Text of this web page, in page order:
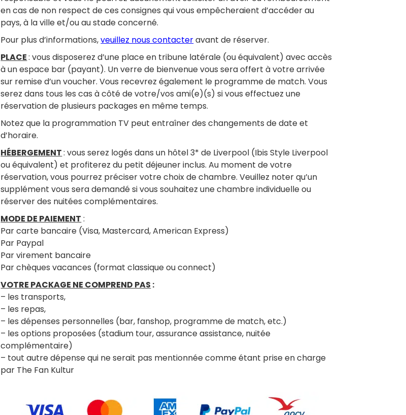
en cas de non respect de ces consignes qui vous empêcheraient d’accéder au
pays, à la ville et/ou au stade concerné.
Pour plus d’informations,veuillez nous contacteravant de réserver.
PLACE: vous disposerez d’une place en tribune latérale (ou équivalent) avec accès
à un espace bar (payant). Un verre de bienvenue vous sera offert à votre arrivée
sur remise d’un voucher. Vous recevrez également le programme de match. Vous
serez dans tous les cas à côté de votre/vos ami(e)(s) si vous effectuez une
réservation de plusieurs packages en même temps.
Notez que la programmation TV peut entraîner des changements de date et
d’horaire.
HÉBERGEMENT: vous serez logés dans un hôtel 3* de Liverpool (Ibis Style Liverpool
ou équivalent) et profiterez du petit déjeuner inclus. Au moment de votre
réservation, vous pourrez préciser votre choix de chambre. Veuillez noter qu’un
supplément vous sera demandé si vous souhaitez une chambre individuelle ou
réserver des nuitées complémentaires.
MODE DE PAIEMENT :
Par carte bancaire (Visa, Mastercard, American Express)
Par Paypal
Par virement bancaire
Par chèques vacances (format classique ou connect)
VOTRE PACKAGE NE COMPREND PAS :
– les transports,
– les repas,
– les dépenses personnelles (bar, fanshop, programme de match, etc.)
– les options proposées (stadium tour, assurance assistance, nuitée
complémentaire)
– tout autre dépense qui ne serait pas mentionnée comme étant prise en charge
par The Fan Kultur